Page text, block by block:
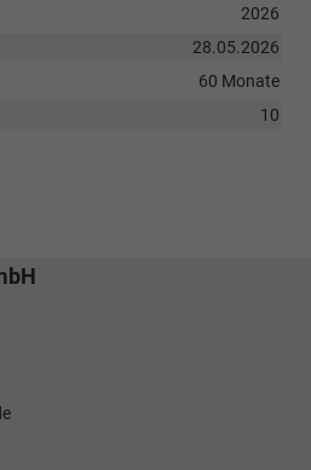
2026
28.05.2026
60 Monate
10